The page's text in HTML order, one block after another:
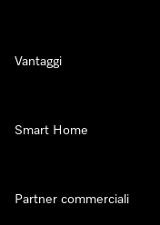
Vantaggi
Smart Home
Partner commerciali